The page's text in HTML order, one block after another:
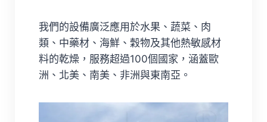
我們的設備廣泛應用於水果、蔬菜、肉
類、中藥材、海鮮、穀物及其他熱敏感材
料的乾燥，服務超過100個國家，涵蓋歐
洲、北美、南美、非洲與東南亞。